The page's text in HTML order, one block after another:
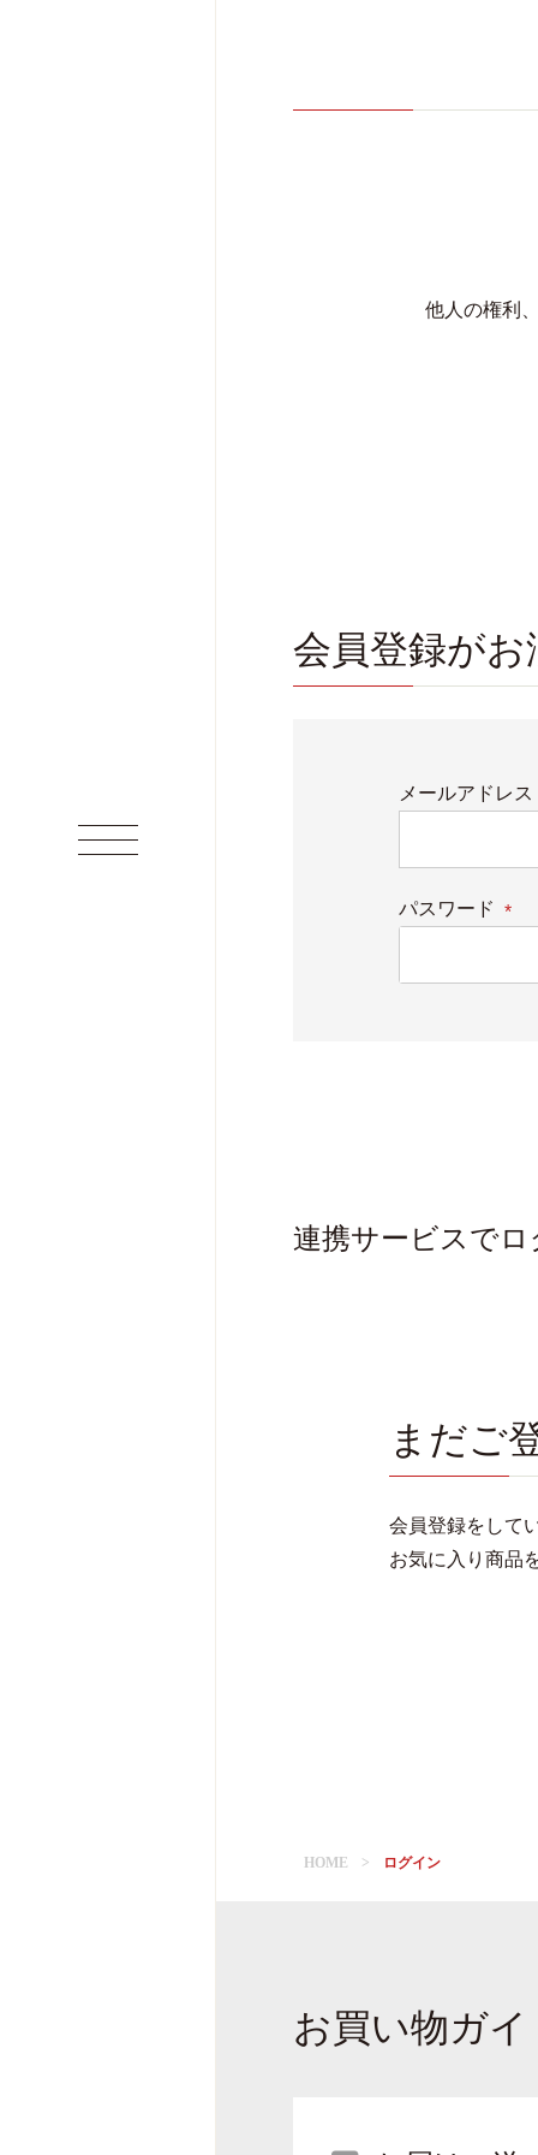
他人の権利
会員登録が
メールアドレス
パスワード
須)
連携サービスで
まだご
会員登録をして
お気に入り商品
HOME ログイン
お買い物ガイ